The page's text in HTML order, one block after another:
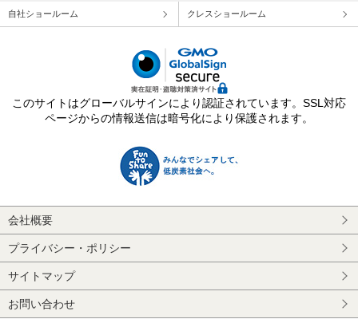
自社ショールーム クレスショールーム
このサイトはグローバルサインにより認証されています。SSL対応
ページからの情報送信は暗号化により保護されます。
会社概要
プライバシー・ポリシー
サイトマップ
お問い合わせ